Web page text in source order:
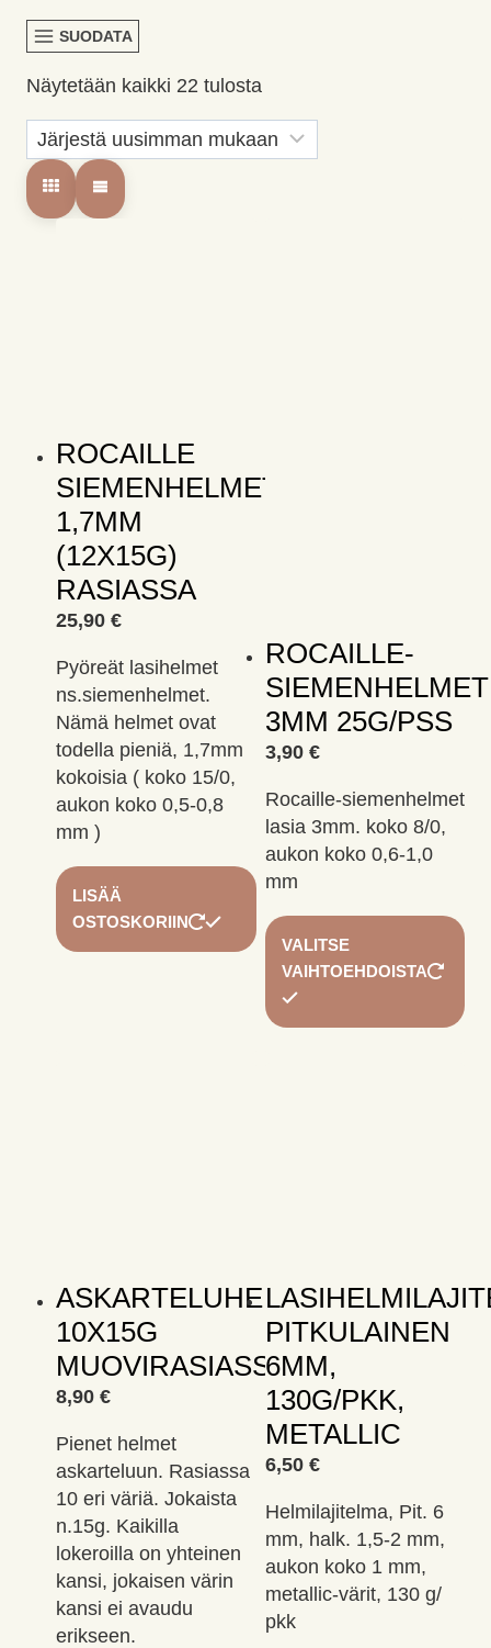
SUODATA
Näytetään kaikki 22 tulosta
latest
ROCAILLE
SIEMENHELMET
1,7MM
(12X15G)
RASIASSA
25,90 €
Pyöreät lasihelmet
ns.siemenhelmet.
Nämä helmet ovat
todella pieniä, 1,7mm
kokoisia ( koko 15/0,
aukon koko 0,5-0,8
mm )
LISÄÄ
OSTOSKORIIN
ROCAILLE-
SIEMENHELMET
3MM 25G/PSS
3,90 €
Rocaille-siemenhelmet
lasia 3mm. koko 8/0,
aukon koko 0,6-1,0
mm
VALITSE
VAIHTOEHDOISTA
ASKARTELUHELMET
10X15G
MUOVIRASIASSA
8,90 €
Pienet helmet
askarteluun. Rasiassa
10 eri väriä. Jokaista
n.15g. Kaikilla
lokeroilla on yhteinen
kansi, jokaisen värin
kansi ei avaudu
erikseen.
PITKULAINEN
6MM,
130G/PKK,
METALLIC
6,50 €
Helmilajitelma, Pit. 6
mm, halk. 1,5-2 mm,
aukon koko 1 mm,
metallic-värit, 130 g/
pkk